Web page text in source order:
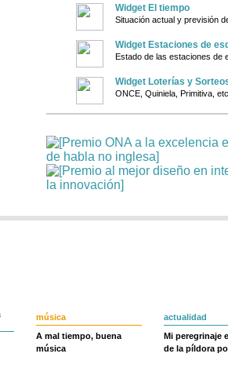
Widget El tiempo
Situación actual y previsión
Widget Estaciones de
Estado de las estaciones de
Widget Loterías y
ONCE, Quiniela, Primitiva, etc.
música
A mal tiempo, buena
música
actualidad
Mi peregrinaje
de la píldora